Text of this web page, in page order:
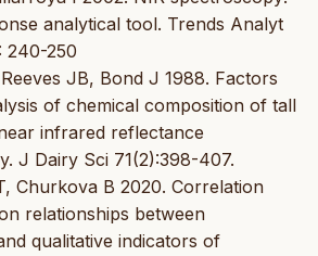
analytical tool. Trends Analyt
240-250
JB, Bond J 1988. Factors
of chemical composition of tall
infrared reflectance
J Dairy Sci 71(2):398-407.
Churkova B 2020. Correlation
relationships between
qualitative indicators of